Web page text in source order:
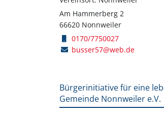
Am Hammerberg 2
66620 Nonnweiler
0170/7750027
busser57@web.de
Bürgerinitiative für eine
Gemeinde Nonnweiler e.V.